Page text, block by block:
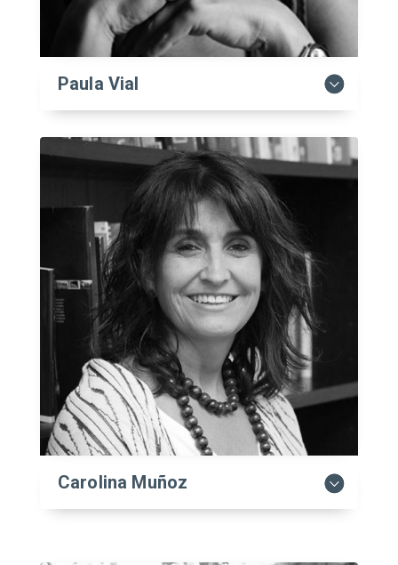
Paula Vial
Carolina Muñoz